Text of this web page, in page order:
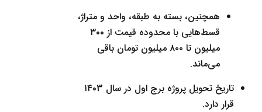
همچنین، بسته به طبقه، واحد و متراژ،
قسط‌هایی با محدوده قیمت از ۳۰۰
میلیون تا ۸۰۰ میلیون تومان باقی
می‌ماند.
تاریخ تحویل پروژه برج اول در سال ۱۴۰3
قرار دارد.